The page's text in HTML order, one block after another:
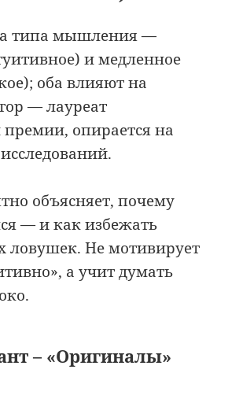
типа мышления —
и медленное
оба влияют на
— лауреат
премии, опирается на
объясняет, почему
— и как избежать
ловушек. Не мотивирует
а учит думать
– «Оригиналы»